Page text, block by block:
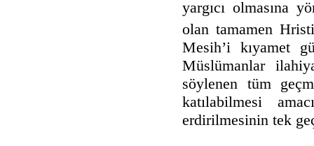
yargıcı olmasına
olan tamamen
Mesih’i kıyamet
Müslümanlar
söylenen tüm
katılabilmesi
erdirilmesinin tek